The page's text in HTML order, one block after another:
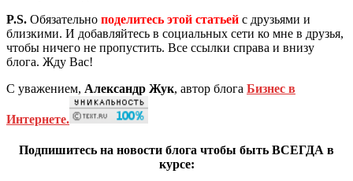
P.S. Обязательно поделитесь этой статьей с друзьями и
близкими. И добавляйтесь в социальных сети ко мне в друзья,
чтобы ничего не пропустить. Все ссылки справа и внизу
блога. Жду Вас!
С уважением, Александр Жук, автор блога Бизнес в
Интернете.
Подпишитесь на новости блога чтобы быть ВСЕГДА в
курсе: